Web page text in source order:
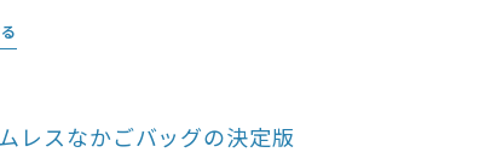
レスなかごバッグの決定版